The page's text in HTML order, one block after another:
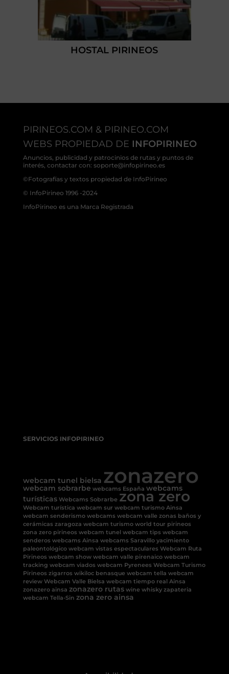
HOSTAL PIRINEOS
PIRINEOS.COM & PIRINEO.COM
WEBS PROPIEDAD DE INFOPIRINEO
Anuncios, publicidad y patrocinios de rutas y puntos de
interés, contactar con: soporte@infopirineo.es
©Fotografías y textos propiedad de InfoPirineo
© InfoPirineo 1996 -2024
InfoPirineo es una Marca Registrada
SERVICIOS INFOPIRINEO
webcam tunel bielsa zonazero
webcam sobrarbe webcams España webcams
turísticas Webcams Sobrarbe zona zero
Webcam turística webcam sur webcam turismo Ainsa
webcam senderismo webcams webcam valle zonas baños y
cerámicas zaragoza webcam turismo world tour pirineos
zona zero pirineos webcam tunel webcam tips webcam
senderos webcams Ainsa webcams Saravillo yacimiento
paleontológico webcam vistas espectaculares Webcam Ruta
Pirineos webcam show webcam valle pirenaico webcam
tracking webcam viados webcam Pyrenees Webcam Turismo
Pirineos zigarros wikiloc benasque webcam tella webcam
review Webcam Valle Bielsa webcam tiempo real Ainsa
zonazero ainsa zonazero rutas wine whisky zapateria
webcam Tella-Sin zona zero ainsa